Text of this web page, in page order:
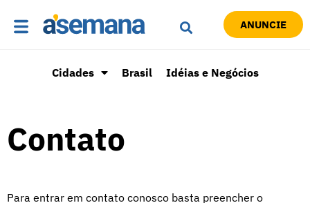
ANUNCIE
Cidades Brasil Idéias e Negócios
Contato
Para entrar em contato conosco basta preencher o